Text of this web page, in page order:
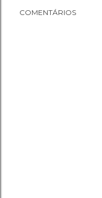
COMENTÁRIOS